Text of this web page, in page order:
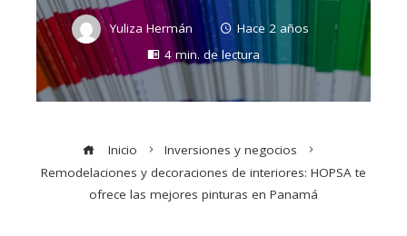
Yuliza Hermán
Hace 2 años
4 min. de lectura
Inicio
Inversiones y negocios
Remodelaciones y decoraciones de interiores: HOPSA te
ofrece las mejores pinturas en Panamá